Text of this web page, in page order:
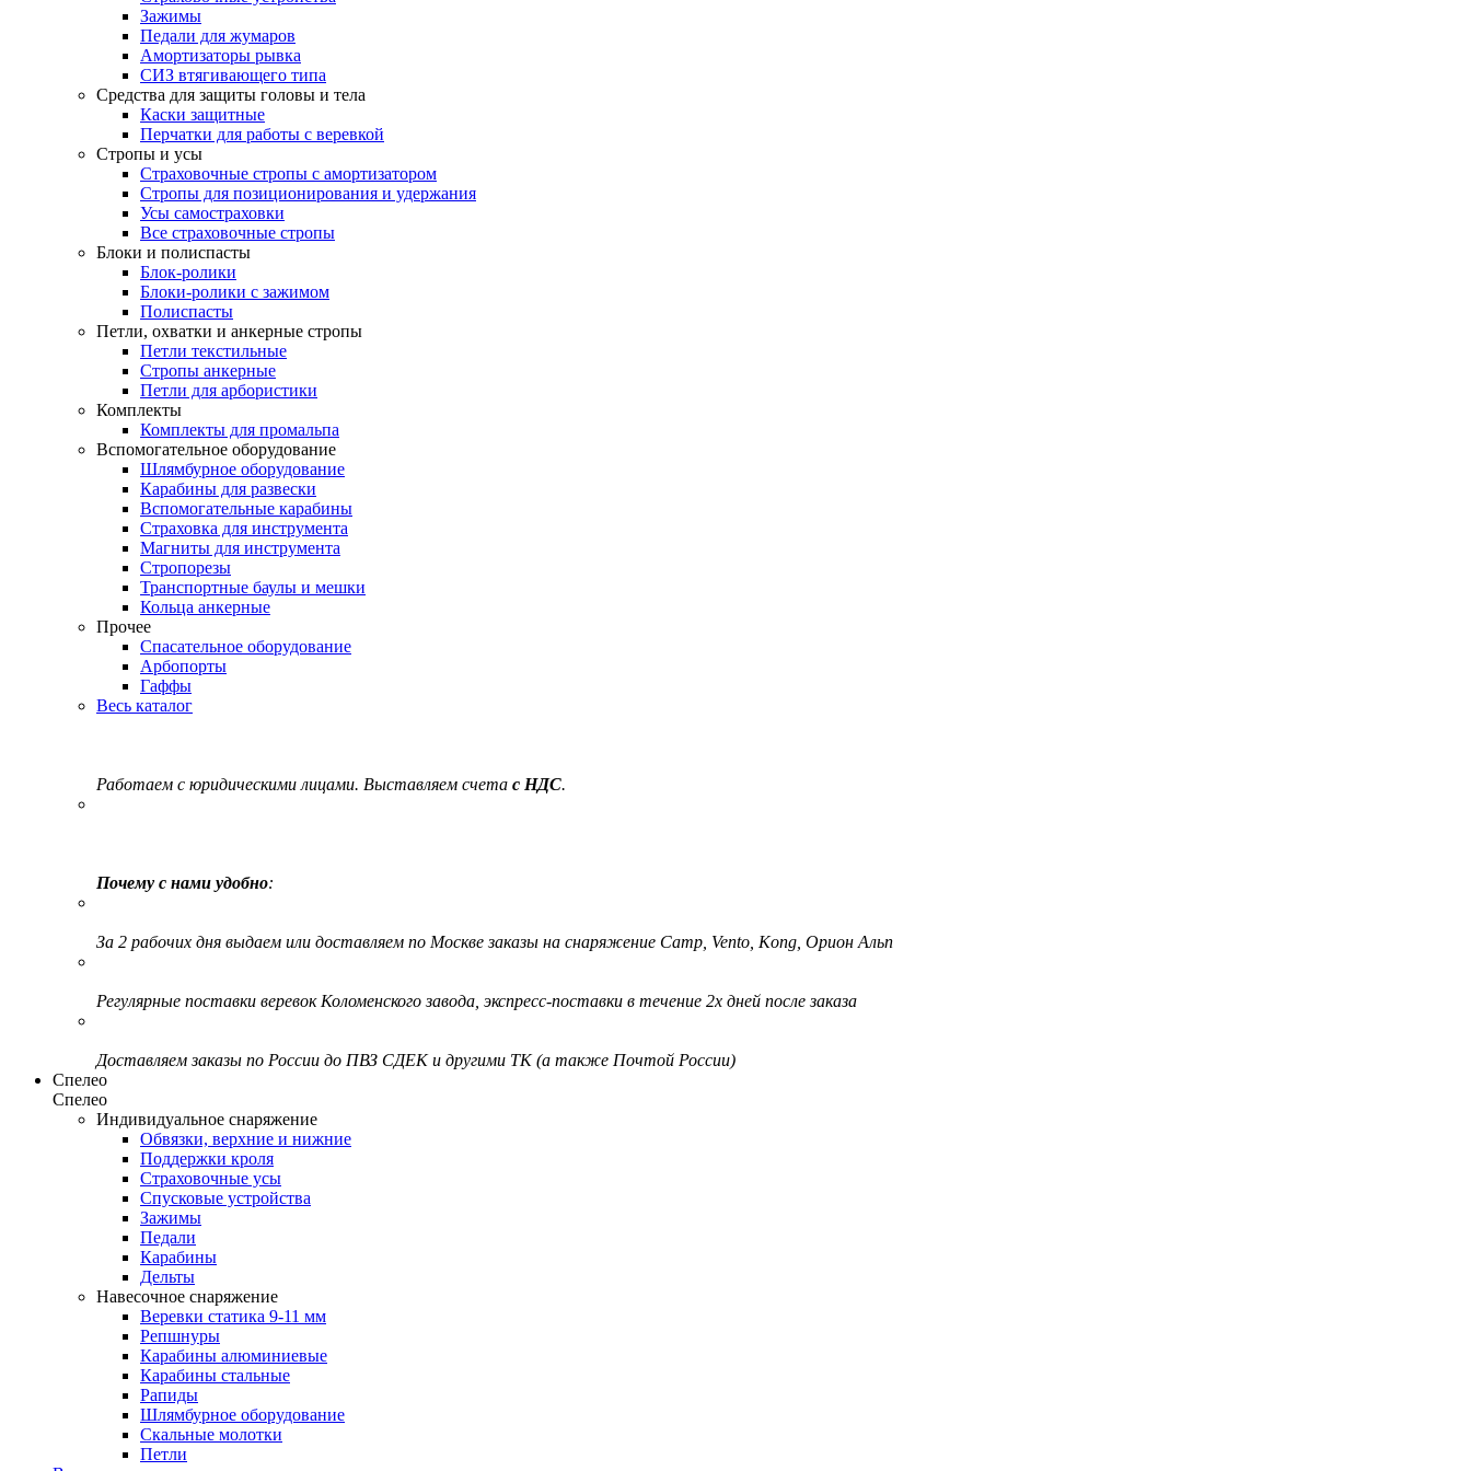
Зажимы
Педали для жумаров
Амортизаторы рывка
СИЗ втягивающего типа
Средства для защиты головы и тела
Каски защитные
Перчатки для работы с веревкой
Стропы и усы
Страховочные стропы с амортизатором
Стропы для позиционирования и удержания
Усы самостраховки
Все страховочные стропы
Блоки и полиспасты
Блок-ролики
Блоки-ролики с зажимом
Полиспасты
Петли, охватки и анкерные стропы
Петли текстильные
Стропы анкерные
Петли для арбористики
Комплекты
Комплекты для промальпа
Вспомогательное оборудование
Шлямбурное оборудование
Карабины для развески
Вспомогательные карабины
Страховка для инструмента
Магниты для инструмента
Стропорезы
Транспортные баулы и мешки
Кольца анкерные
Прочее
Спасательное оборудование
Арбопорты
Гаффы
Весь каталог
Работаем с юридическими лицами. Выставляем счета с НДС.
Почему с нами удобно:
За 2 рабочих дня выдаем или доставляем по Москве заказы на снаряжение Camp, Vento, Kong, Орион Альп
Регулярные поставки веревок Коломенского завода, экспресс-поставки в течение 2х дней после заказа
Доставляем заказы по России до ПВЗ СДЕК и другими ТК (а также Почтой России)
Спелео
Спелео
Индивидуальное снаряжение
Обвязки, верхние и нижние
Поддержки кроля
Страховочные усы
Спусковые устройства
Зажимы
Педали
Карабины
Дельты
Навесочное снаряжение
Веревки статика 9-11 мм
Репшнуры
Карабины алюминиевые
Карабины стальные
Рапиды
Шлямбурное оборудование
Скальные молотки
Петли